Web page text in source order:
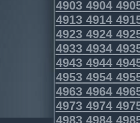
49034904
49134914
49234924
49334934
49434944
49534954
49634964
49734974
49834984